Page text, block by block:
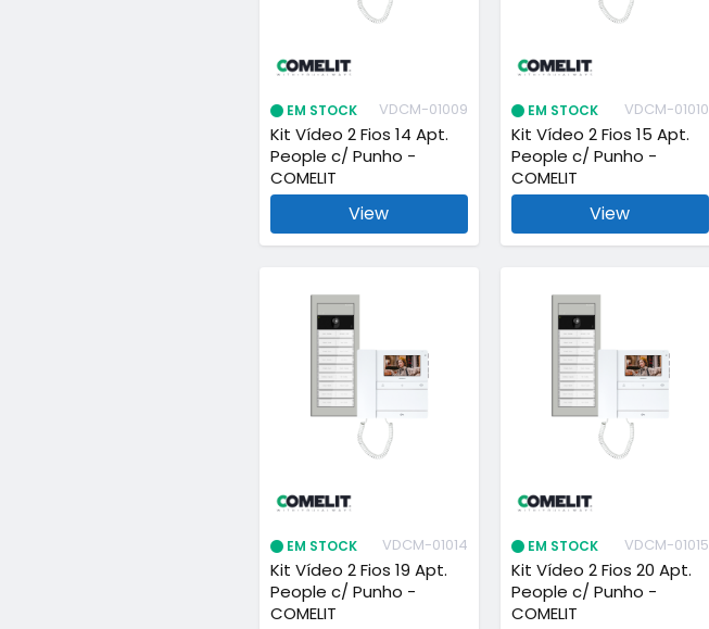
EM STOCK VDCM-01009
Kit Vídeo 2 Fios 14 Apt.
People c/ Punho -
COMELIT
View
EM STOCK VDCM-01010
Kit Vídeo 2 Fios 15 Apt.
People c/ Punho -
COMELIT
View
EM STOCK VDCM-01014
Kit Vídeo 2 Fios 19 Apt.
People c/ Punho -
COMELIT
EM STOCK VDCM-01015
Kit Vídeo 2 Fios 20 Apt.
People c/ Punho -
COMELIT